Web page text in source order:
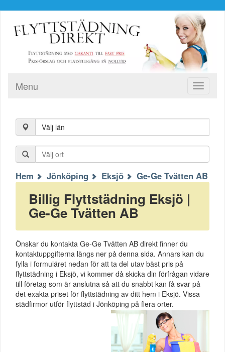
Toggle
Menu
Välj län
Hem Jönköping Eksjö Ge-Ge Tvätten AB
Billig Flyttstädning Eksjö |
Ge-Ge Tvätten AB
Önskar du kontakta Ge-Ge Tvätten AB direkt finner du
kontaktuppgifterna längs ner på denna sida. Annars kan du
fylla i formuläret nedan för att ta del utav bäst pris på
flyttstädning i Eksjö, vi kommer då skicka din förfrågan vidare
till företag som är anslutna så att du snabbt kan få svar på
det exakta priset för flyttstädning av ditt hem i Eksjö. Vissa
städfirmor utför flyttstäd i Jönköping på flera orter.